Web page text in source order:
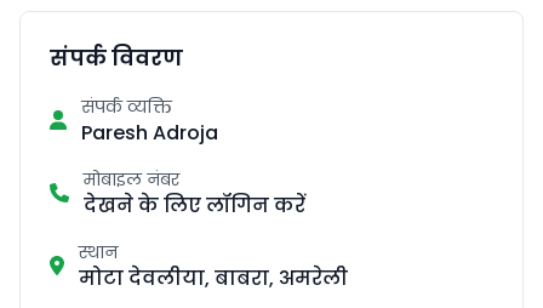
संपर्क विवरण
संपर्क व्यक्ति
Paresh Adroja
मोबाइल नंबर
देखने के लिए लॉगिन करें
स्थान
मोटा देवलीया, बाबरा, अमरेली